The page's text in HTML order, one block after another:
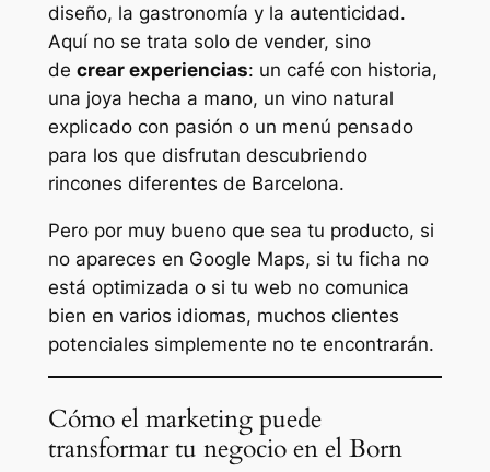
diseño, la gastronomía y la autenticidad.
Aquí no se trata solo de vender, sino
de crear experiencias: un café con historia,
una joya hecha a mano, un vino natural
explicado con pasión o un menú pensado
para los que disfrutan descubriendo
rincones diferentes de Barcelona.
Pero por muy bueno que sea tu producto, si
no apareces en Google Maps, si tu ficha no
está optimizada o si tu web no comunica
bien en varios idiomas, muchos clientes
potenciales simplemente no te encontrarán.
Cómo el marketing puede
transformar tu negocio en el Born